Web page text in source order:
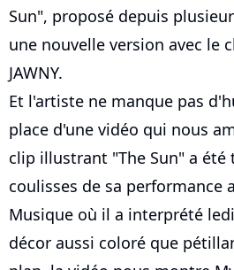
Sun", proposé depuis
une nouvelle version avec le
JAWNY.
Et l'artiste ne manque pas
place d'une vidéo qui nous
clip illustrant "The Sun" a été
coulisses de sa performance
Musique où il a interprété
décor aussi coloré que